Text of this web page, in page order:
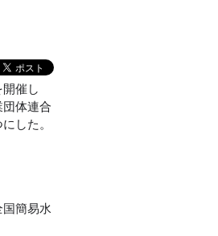
催し
体連合
した。
簡易水